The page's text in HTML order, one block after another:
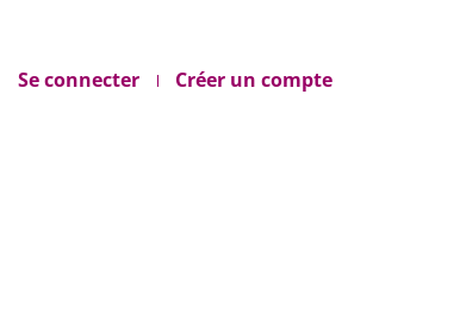
Se connecter Créer un compte